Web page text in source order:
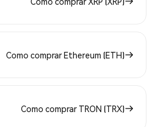
Como comprar Ethereum (ETH)
Como comprar TRON (TRX)